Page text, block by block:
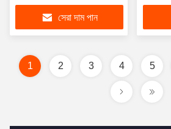
100000 ঘন্টা
সেরা দাম পান
1 2 3 4 5